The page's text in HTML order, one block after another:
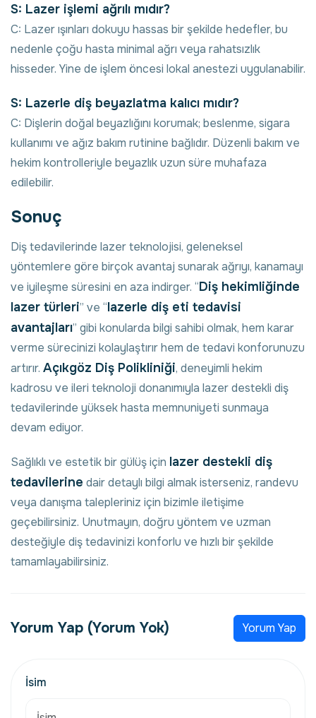
S: Lazer işlemi ağrılı mıdır?
C: Lazer ışınları dokuyu hassas bir şekilde hedefler, bu
nedenle çoğu hasta minimal ağrı veya rahatsızlık
hisseder. Yine de işlem öncesi lokal anestezi uygulanabilir.
S: Lazerle diş beyazlatma kalıcı mıdır?
C: Dişlerin doğal beyazlığını korumak; beslenme, sigara
kullanımı ve ağız bakım rutinine bağlıdır. Düzenli bakım ve
hekim kontrolleriyle beyazlık uzun süre muhafaza
edilebilir.
Sonuç
Diş tedavilerinde lazer teknolojisi, geleneksel
yöntemlere göre birçok avantaj sunarak ağrıyı, kanamayı
ve iyileşme süresini en aza indirger. “Diş hekimliğinde
lazer türleri” ve “lazerle diş eti tedavisi
avantajları” gibi konularda bilgi sahibi olmak, hem karar
verme sürecinizi kolaylaştırır hem de tedavi konforunuzu
artırır. Açıkgöz Diş Polikliniği, deneyimli hekim
kadrosu ve ileri teknoloji donanımıyla lazer destekli diş
tedavilerinde yüksek hasta memnuniyeti sunmaya
devam ediyor.
Sağlıklı ve estetik bir gülüş için lazer destekli diş
tedavilerine dair detaylı bilgi almak isterseniz, randevu
veya danışma talepleriniz için bizimle iletişime
geçebilirsiniz. Unutmayın, doğru yöntem ve uzman
desteğiyle diş tedavinizi konforlu ve hızlı bir şekilde
tamamlayabilirsiniz.
Yorum Yap (Yorum Yok) Yorum Yap
İsim